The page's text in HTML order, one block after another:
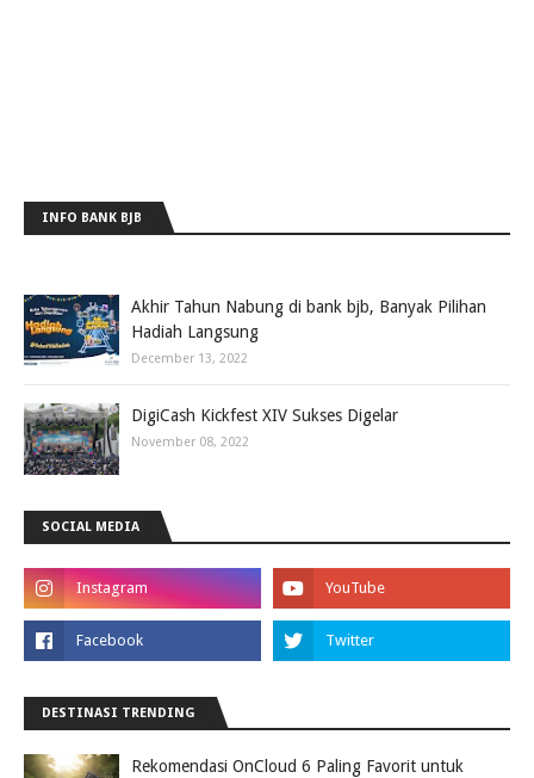
INFO BANK BJB
Akhir Tahun Nabung di bank bjb, Banyak Pilihan
Hadiah Langsung
December 13, 2022
DigiCash Kickfest XIV Sukses Digelar
November 08, 2022
SOCIAL MEDIA
DESTINASI TRENDING
Rekomendasi OnCloud 6 Paling Favorit untuk